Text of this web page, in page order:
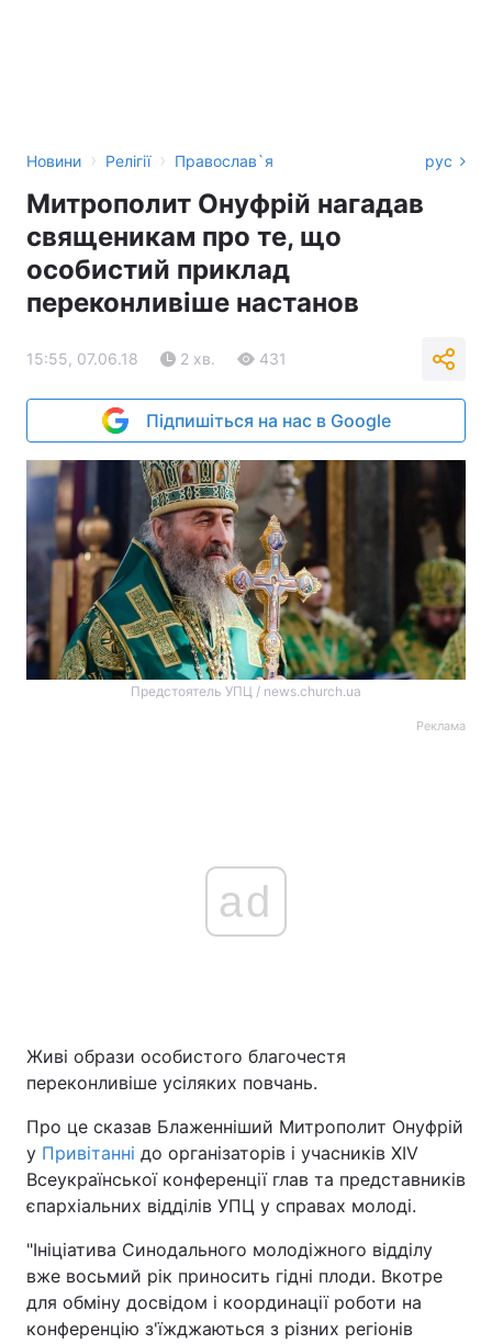
Новини › Релігії › Православ`я рус
Митрополит Онуфрій нагадав
священикам про те, що
особистий приклад
переконливіше настанов
15:55, 07.06.18 2 хв. 431
Підпишіться на нас в Google
Предстоятель УПЦ / news.church.ua
Реклама
ad
Живі образи особистого благочестя
переконливіше усіляких повчань.
Про це сказав Блаженніший Митрополит Онуфрій
у Привітанні до організаторів і учасників XIV
Всеукраїнської конференції глав та представників
єпархіальних відділів УПЦ у справах молоді.
"Ініціатива Синодального молодіжного відділу
вже восьмий рік приносить гідні плоди. Вкотре
для обміну досвідом і координації роботи на
конференцію з'їжджаються з різних регіонів